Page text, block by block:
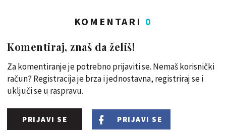
KOMENTARI 0
Komentiraj, znaš da želiš!
Za komentiranje je potrebno prijaviti se. Nemaš korisnički
račun? Registracija je brza i jednostavna, registriraj se i
uključi se u raspravu.
PRIJAVI SE PRIJAVI SE